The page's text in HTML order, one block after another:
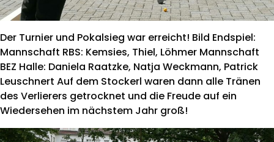
Der Turnier und Pokalsieg war erreicht! Bild Endspiel:
Mannschaft RBS: Kemsies, Thiel, Löhmer Mannschaft
BEZ Halle: Daniela Raatzke, Natja Weckmann, Patrick
Leuschnert Auf dem Stockerl waren dann alle Tränen
des Verlierers getrocknet und die Freude auf ein
Wiedersehen im nächstem Jahr groß!